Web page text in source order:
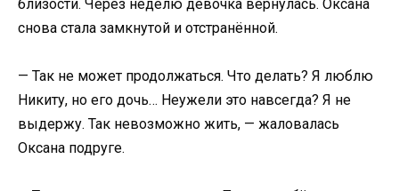
близости. Через неделю девочка вернулась. Оксана
снова стала замкнутой и отстранённой.
— Так не может продолжаться. Что делать? Я люблю
Никиту, но его дочь… Неужели это навсегда? Я не
выдержу. Так невозможно жить, — жаловалась
Оксана подруге.